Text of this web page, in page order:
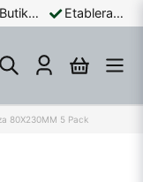
Butik och Online Etablerad Sedan 1965
80X230MM 5 Pack